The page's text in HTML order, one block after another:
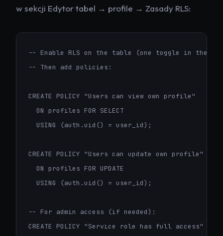
w sekcji Edytor tabel → profile → Zasady RLS:
-- Enable RLS on the table (one toggle in the
-- Then add policies:
CREATE POLICY "Users can view own profile"
  ON profiles FOR SELECT
  USING (auth.uid() = user_id);
CREATE POLICY "Users can update own profile"
  ON profiles FOR UPDATE
  USING (auth.uid() = user_id);
-- For admin access (if needed):
CREATE POLICY "Service role has full access"